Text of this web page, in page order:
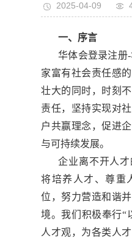
2025-04-09
一、序言
华体会登录注册
家富有社会责任感
壮大的同时，时刻
责任，坚持实现对
户共赢理念，促进
与可持续发展。
企业离不开人
将培养人才、尊重
位，努力营造和谐
境。我们积极奉行“
人才观，为各类人